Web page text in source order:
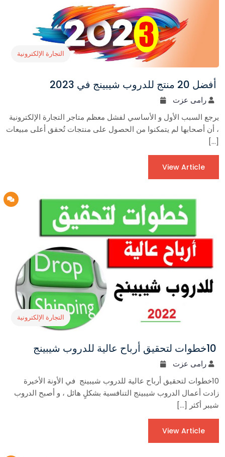
التجارة الإلكترونية
أفضل 20 منتج للدروب شيبينج في 2023
رامى عزت
يرجع السبب الأول و الأساسي لفشل معظم متاجر التجارة الإلكترونية
، أن أصحابها لم يتمكنوا من الحصول على منتجات تُحقق أعلى مبيعات
[…]
View Article
التجارة الإلكترونية
10خطوات لتحقيق أرباح عالية للدروب شيبينج
رامى عزت
10خطوات لتحقيق أرباح عالية للدروب شيبينج في الأونة الأخيرة
زادت أعمال الدروب شيبينج التنافسية بشكلٍ هائل ، و أصبح الدروب
شيبر أكثر […]
View Article